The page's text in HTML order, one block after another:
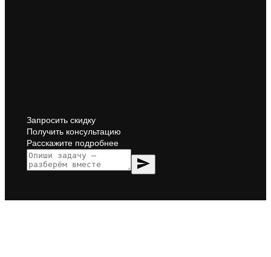
Запросить скидку
Получить консультацию
Расскажите подробнее
send